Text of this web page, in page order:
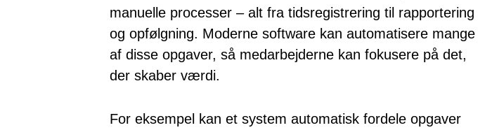
manuelle processer – alt fra tidsregistrering til rapportering
og opfølgning. Moderne software kan automatisere mange
af disse opgaver, så medarbejderne kan fokusere på det,
der skaber værdi.
For eksempel kan et system automatisk fordele opgaver